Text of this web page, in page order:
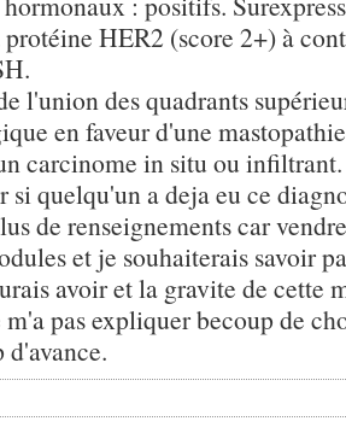
HER2 (score 2+) à
l'union des quadrants
en faveur d'une
carcinome in situ ou infiltrant.
si quelqu'un a deja eu ce
de renseignements car
et je souhaiterais savoir
avoir et la gravite de cette
pas expliquer becoup de